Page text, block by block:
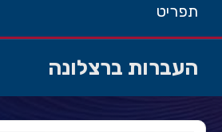
תפריט
העברות ברצלונה